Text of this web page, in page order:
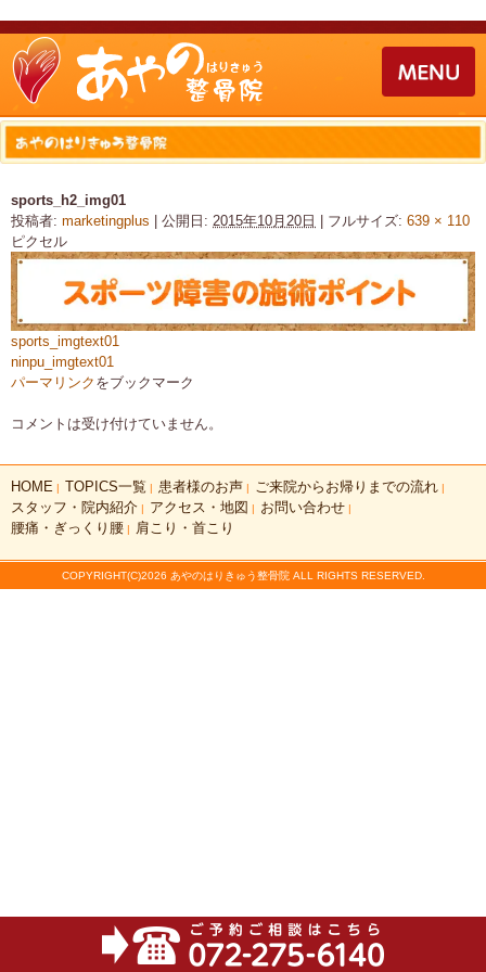
sports_h2_img01
投稿者: marketingplus | 公開日: 2015年10月20日 | フルサイズ: 639 × 110
ピクセル
sports_imgtext01
ninpu_imgtext01
パーマリンク をブックマーク
コメントは受け付けていません。
HOME | TOPICS一覧 | 患者様のお声 | ご来院からお帰りまでの流れ |
スタッフ・院内紹介 | アクセス・地図 | お問い合わせ |
腰痛・ぎっくり腰 | 肩こり・首こり
COPYRIGHT(C)2026 あやのはりきゅう整骨院 ALL RIGHTS RESERVED.